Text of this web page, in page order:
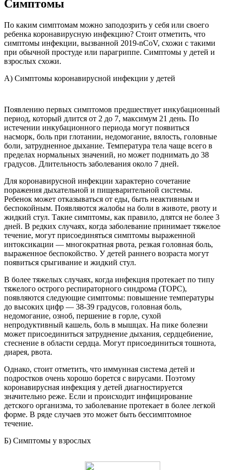
Симптомы
По каким симптомам можно заподозрить у себя или своего
ребенка коронавирусную инфекцию? Стоит отметить, что
симптомы инфекции, вызванной 2019-nCoV, схожи с такими
при обычной простуде или парагриппе. Симптомы у детей и
взрослых схожи.
А) Симптомы коронавирусной инфекции у детей
Появлению первых симптомов предшествует инкубационный
период, который длится от 2 до 7, максимум 21 день. По
истечении инкубационного периода могут появиться
насморк, боль при глотании, недомогание, вялость, головные
боли, затрудненное дыхание. Температура тела чаще всего в
пределах нормальных значений, но может поднимать до 38
градусов. Длительность заболевания около 7 дней.
Для коронавирусной инфекции характерно сочетание
поражения дыхательной и пищеварительной системы.
Ребенок может отказываться от еды, быть неактивным и
беспокойным. Появляются жалобы на боли в животе, рвоту и
жидкий стул. Такие симптомы, как правило, длятся не более 3
дней. В редких случаях, когда заболевание принимает тяжелое
течение, могут присоединяться симптомы выраженной
интоксикации — многократная рвота, резкая головная боль,
выраженное беспокойство. У детей раннего возраста могут
появиться срыгивание и жидкий стул.
В более тяжелых случаях, когда инфекция протекает по типу
тяжелого острого респираторного синдрома (ТОРС),
появляются следующие симптомы: повышение температуры
до высоких цифр — 38-39 градусов, головная боль,
недомогание, озноб, першение в горле, сухой
непродуктивный кашель, боль в мышцах. На пике болезни
может присоединиться затруднение дыхания, сердцебиение,
стеснение в области сердца. Могут присоединиться тошнота,
диарея, рвота.
Однако, стоит отметить, что иммунная система детей и
подростков очень хорошо борется с вирусами. Поэтому
коронавирусная инфекция у детей диагностируется
значительно реже. Если и происходит инфицирование
детского организма, то заболевание протекает в более легкой
форме. В ряде случаев это может быть бессимптомное
течение.
Б) Симптомы у взрослых